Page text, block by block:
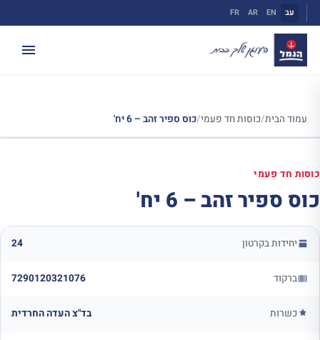
לתוכן
עב EN
AR
FR
עמוד הבית/כוסות חד פעמי/כוס ספיר זהב – 6 יח'
כוסות חד פעמי
כוס ספיר זהב – 6 יח'
יחידות בקרטון 24
ברקוד 7290120321076
כשרות בד"צ העדה החרדית